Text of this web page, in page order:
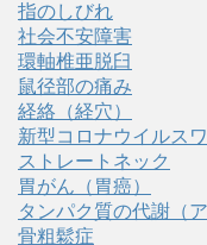
指のしびれ
社会不安障害
環軸椎亜脱臼
鼠径部の痛み
経絡（経穴）
新型コロナウイルス
ストレートネック
胃がん（胃癌）
タンパク質の代謝（
骨粗鬆症